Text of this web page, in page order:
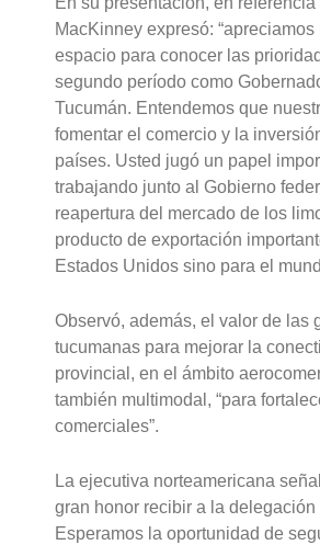
MacKinney expresó: “apreciamos
espacio para conocer las
segundo período como
Tucumán. Entendemos que
fomentar el comercio y la
países. Usted jugó un papel
trabajando junto al Gobierno
reapertura del mercado de los
producto de exportación
Estados Unidos sino para el
Observó, además, el valor de las
tucumanas para mejorar la
provincial, en el ámbito
también multimodal, “para
comerciales”.
La ejecutiva norteamericana
gran honor recibir a la delegación
Esperamos la oportunidad de